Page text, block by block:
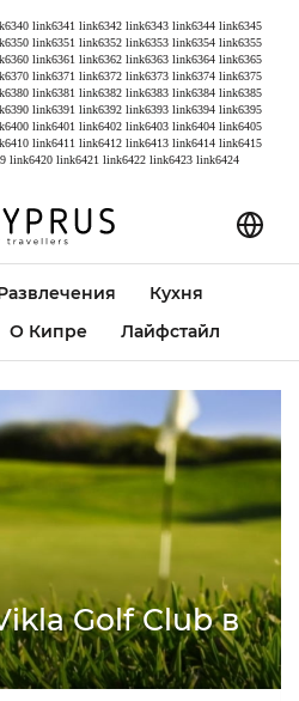
link6341 link6342 link6343 link6344 link6345
link6351 link6352 link6353 link6354 link6355
link6361 link6362 link6363 link6364 link6365
link6371 link6372 link6373 link6374 link6375
link6381 link6382 link6383 link6384 link6385
link6391 link6392 link6393 link6394 link6395
link6401 link6402 link6403 link6404 link6405
link6411 link6412 link6413 link6414 link6415
link6420 link6421 link6422 link6423 link6424
Кухня
О Кипре Лайфстайл
Golf Club в